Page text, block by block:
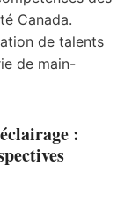
Canada.
de talents
de main-
: